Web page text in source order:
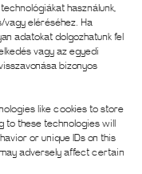
használunk,
eléréséhez. Ha
adatokat dolgozhatunk fel
vagy az egyedi
bizonyos
like cookies to store
to these technologies will
or unique IDs on this
adversely affect certain
túrája (készítette a
csapata az